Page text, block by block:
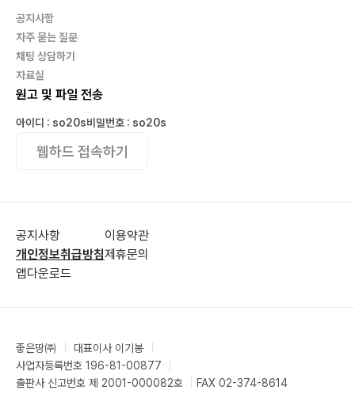
기생 라합079
성령의 은혜를 주소서080
내가 너와 함께하리라081
예수 그 이름은082
함 성086
예수의 향기가 불어온다087
구름이 가면 나도 가고088
하나님의 어린양을 보라092
회 복093
다윗왕의 고백094
공지사항
자주 묻는 질문
채팅 상담하기
자료실
원고 및 파일 전송
아이디 : so20s비밀번호 : so20s
웹하드 접속하기
공지사항
개인정보취급방침
앱다운로드
이용약관
제휴문의
좋은땅㈜ 대표이사 이기봉
사업자등록번호 196-81-00877
출판사 신고번호 제 2001-000082호
FAX 02-374-8614